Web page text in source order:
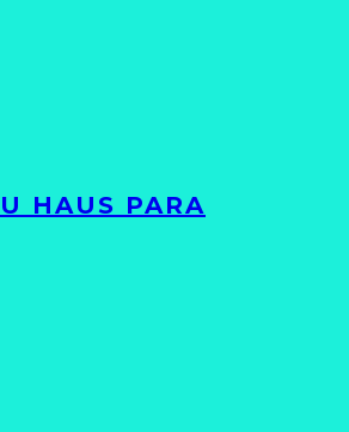
HAUS PARA